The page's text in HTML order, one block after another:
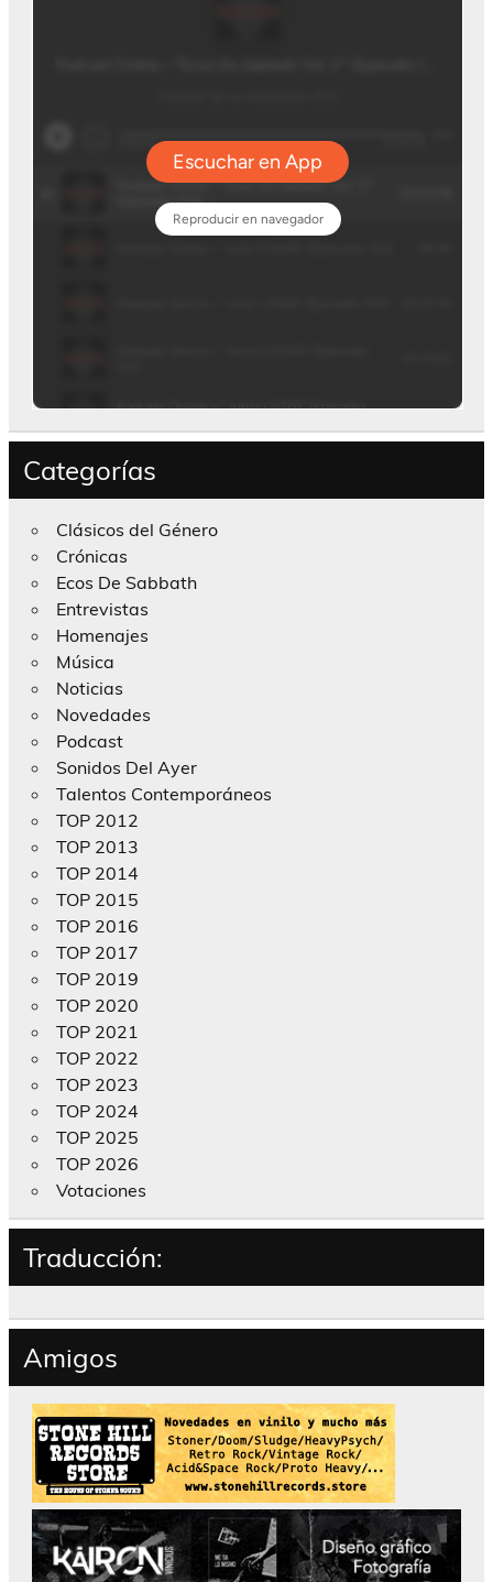
Categorías
Clásicos del Género
Crónicas
Ecos De Sabbath
Entrevistas
Homenajes
Música
Noticias
Novedades
Podcast
Sonidos Del Ayer
Talentos Contemporáneos
TOP 2012
TOP 2013
TOP 2014
TOP 2015
TOP 2016
TOP 2017
TOP 2019
TOP 2020
TOP 2021
TOP 2022
TOP 2023
TOP 2024
TOP 2025
TOP 2026
Votaciones
Traducción:
Amigos